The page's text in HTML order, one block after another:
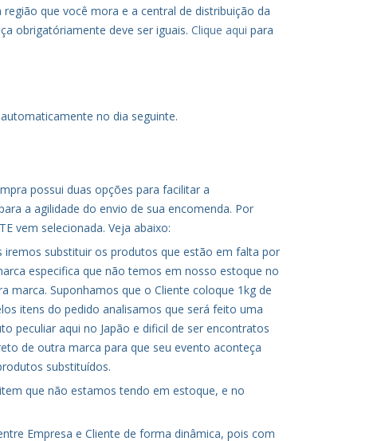
que você mora e a central de distribuição da
obrigatóriamente deve ser iguais. Clique aqui para
no dia seguinte.
possui duas opções para facilitar a
a agilidade do envio de sua encomenda. Por
vem selecionada. Veja abaixo:
iremos substituir os produtos que estão em falta por
especifica que não temos em nosso estoque no
Suponhamos que o Cliente coloque 1kg de
itens do pedido analisamos que será feito uma
peculiar aqui no Japão e dificil de ser encontratos
de outra marca para que seu evento aconteça
substituídos.
que não estamos tendo em estoque, e no
Empresa e Cliente de forma dinâmica, pois com